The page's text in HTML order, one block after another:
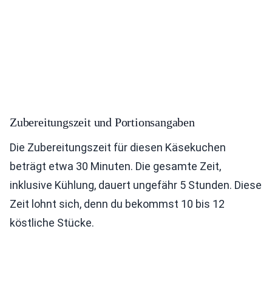
Zubereitungszeit und Portionsangaben
Die Zubereitungszeit für diesen Käsekuchen
beträgt etwa 30 Minuten. Die gesamte Zeit,
inklusive Kühlung, dauert ungefähr 5 Stunden. Diese
Zeit lohnt sich, denn du bekommst 10 bis 12
köstliche Stücke.